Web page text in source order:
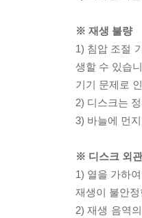
※ 재생 불량
1) 침압 조절
생할 수 있습
기기 문제로
2) 디스크는
3) 바늘에 먼
※ 디스크 외
1) 열을 가하
재생이 불안
2) 재생 음역